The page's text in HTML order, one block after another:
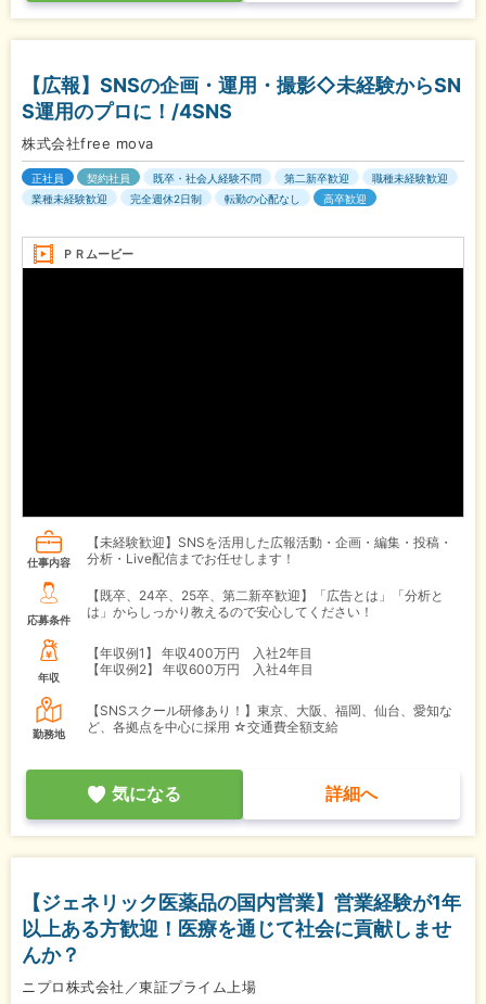
【広報】SNSの企画・運用・撮影◇未経験からSN
S運用のプロに！/4SNS
株式会社free mova
正社員 契約社員 既卒・社会人経験不問 第二新卒歓迎
職種未経験歓迎
業種未経験歓迎
完全週休2日制 転勤の心配なし 高卒歓迎
ＰＲムービー
仕事内容
【未経験歓迎】SNSを活用した広報活動・企画・編集・投稿・
分析・Live配信までお任せします！
応募条件
【既卒、24卒、25卒、第二新卒歓迎】「広告とは」「分析と
は」からしっかり教えるので安心してください！
年収
【年収例1】
年収400万円 入社2年目
【年収例2】
年収600万円 入社4年目
勤務地
【SNSスクール研修あり！】東京、大阪、福岡、仙台、愛知な
ど、各拠点を中心に採用 ☆交通費全額支給
気になる 詳細へ
【ジェネリック医薬品の国内営業】営業経験が1年
以上ある方歓迎！医療を通じて社会に貢献しませ
んか？
ニプロ株式会社／東証プライム上場